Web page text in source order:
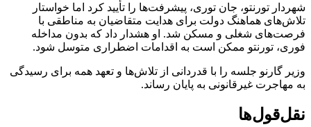
شهردار تورنتو، جان توری، پیشرفت‌ها را تأیید کرد اما خواستار
تلاش‌های هماهنگ دولت برای هدایت متقاضیان به مناطقی با
فرصت‌های شغلی و مسکن شد. او هشدار داد که بدون مداخله
فوری، تورنتو ممکن است به اقدامات اضطراری متوسل شود.
وزیر گارنو جلسه را با قدردانی از تلاش‌ها و تعهد همه برای رسیدگی
به مهاجرت غیرقانونی به پایان رساند.
نقل‌قول‌ها